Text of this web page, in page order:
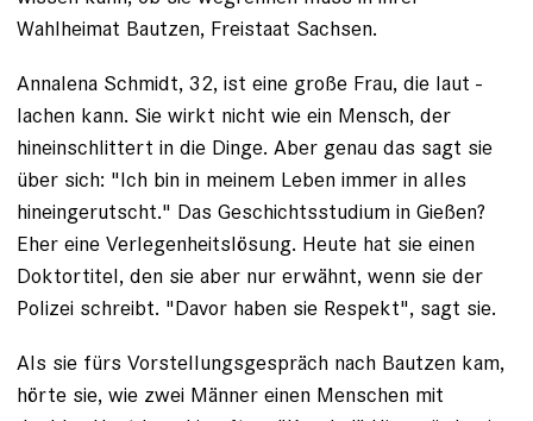
Wahlheimat Bautzen, Freistaat Sachsen.
Annalena Schmidt, 32, ist eine große Frau, die laut ­
lachen kann. Sie wirkt nicht wie ein Mensch, der
hineinschlittert in die Dinge. Aber genau das sagt sie
über sich: "Ich bin in meinem Leben immer in alles
hineingerutscht." Das Geschichtsstudium in Gießen?
Eher eine Verlegenheitslösung. Heute hat sie einen
Doktortitel, den sie aber nur erwähnt, wenn sie der
Polizei schreibt. "Davor haben sie Respekt", sagt sie.
Als sie fürs Vorstellungsgespräch nach Bautzen kam,
hörte sie, wie zwei Männer einen Menschen mit